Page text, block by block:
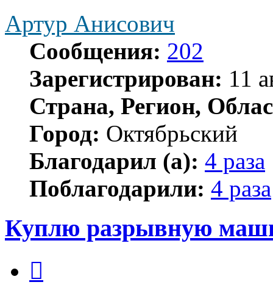
Артур Анисович
Сообщения: 202
Зарегистрирован: 11
Страна, Регион,
Город: Октябрьский
Благодарил (а): 4 раза
Поблагодарили: 4 раза
Куплю разрывную